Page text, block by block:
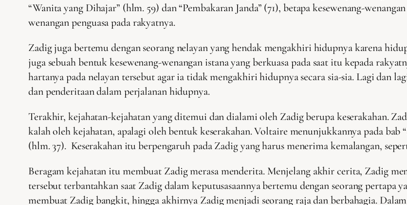
“Wanita yang Dihajar” (hlm. 59) dan “Pembakaran Janda” (71), betapa kesewenang-
wenangan penguasa pada rakyatnya.
Zadig juga bertemu dengan seorang nelayan yang hendak mengakhiri hidupnya karena
juga sebuah bentuk kesewenang-wenangan istana yang berkuasa pada saat itu kepada
hartanya pada nelayan tersebut agar ia tidak mengakhiri hidupnya secara sia-sia. Lagi dan
dan penderitaan dalam perjalanan hidupnya.
Terakhir, kejahatan-kejahatan yang ditemui dan dialami oleh Zadig berupa keserakahan.
kalah oleh kejahatan, apalagi oleh bentuk keserakahan. Voltaire menunjukkannya pada bab
(hlm. 37). Keserakahan itu berpengaruh pada Zadig yang harus menerima kemalangan,
Beragam kejahatan itu membuat Zadig merasa menderita. Menjelang akhir cerita, Zadig
tersebut terbantahkan saat Zadig dalam keputusasaannya bertemu dengan seorang pertapa
membuat Zadig bangkit, hingga akhirnya Zadig menjadi seorang raja dan berbahagia.